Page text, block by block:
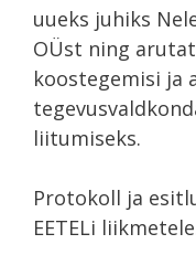
uueks juhiks
OÜst ning
koostegemisi ja
liitumiseks.
Protokoll ja
EETELi